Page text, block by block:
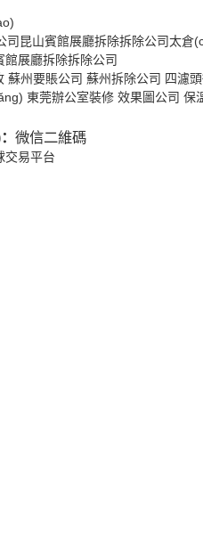
司 昆山賓館展廳拆除拆除公司太倉
館展廳拆除拆除公司
蘇州要賬公司 蘇州拆除公司 四濾
東莞辦公室裝修 效果圖公司 保
微信二維碼
交易平台